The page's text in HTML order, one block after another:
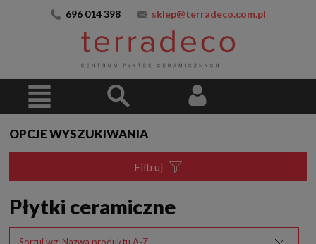
696 014 398 sklep@terradeco.com.pl
OPCJE WYSZUKIWANIA
Filtruj
Płytki ceramiczne